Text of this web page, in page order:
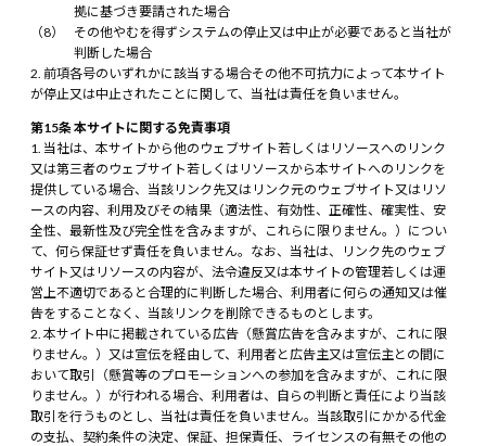
拠に基づき要請された場合
その他やむを得ずシステムの停止又は中止が必要であると当社が
判断した場合
前項各号のいずれかに該当する場合その他不可抗力によって本サイト
が停止又は中止されたことに関して、当社は責任を負いません。
第15条 本サイトに関する免責事項
当社は、本サイトから他のウェブサイト若しくはリソースへのリンク
又は第三者のウェブサイト若しくはリソースから本サイトへのリンクを
提供している場合、当該リンク先又はリンク元のウェブサイト又はリソ
ースの内容、利用及びその結果（適法性、有効性、正確性、確実性、安
全性、最新性及び完全性を含みますが、これらに限りません。）につい
て、何ら保証せず責任を負いません。なお、当社は、リンク先のウェブ
サイト又はリソースの内容が、法令違反又は本サイトの管理若しくは運
営上不適切であると合理的に判断した場合、利用者に何らの通知又は催
告をすることなく、当該リンクを削除できるものとします。
本サイト中に掲載されている広告（懸賞広告を含みますが、これに限
りません。）又は宣伝を経由して、利用者と広告主又は宣伝主との間に
おいて取引（懸賞等のプロモーションへの参加を含みますが、これに限
りません。）が行われる場合、利用者は、自らの判断と責任により当該
取引を行うものとし、当社は責任を負いません。当該取引にかかる代金
の支払、契約条件の決定、保証、担保責任、ライセンスの有無その他の